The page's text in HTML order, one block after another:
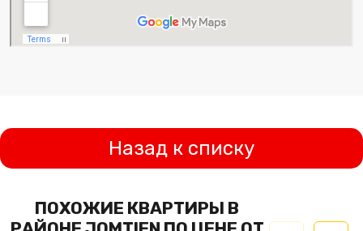
Назад к списку
ПОХОЖИЕ КВАРТИРЫ В